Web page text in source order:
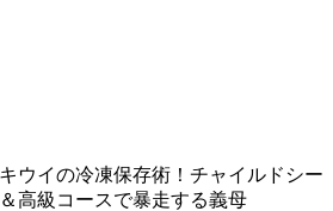
ウイの冷凍保存術！チャイルドシー
高級コースで暴走する義母